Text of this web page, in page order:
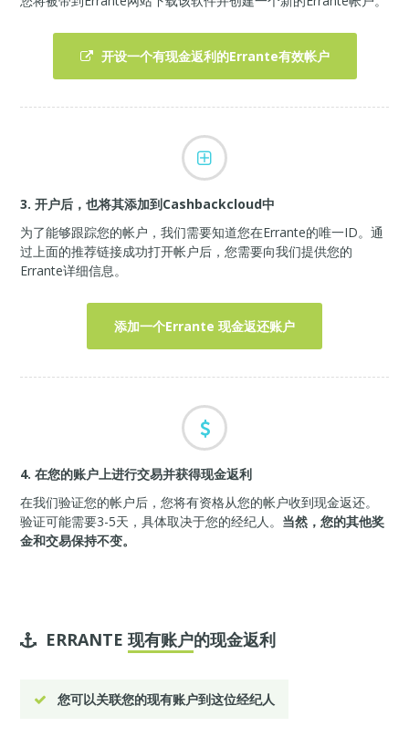
开设一个有现金返利的Errante有效帐户
3. 开户后，也将其添加到Cashbackcloud中
为了能够跟踪您的帐户，我们需要知道您在Errante的唯一ID。通
过上面的推荐链接成功打开帐户后，您需要向我们提供您的
Errante详细信息。
添加一个Errante 现金返还账户
4. 在您的账户上进行交易并获得现金返利
在我们验证您的帐户后，您将有资格从您的帐户收到现金返还。
验证可能需要3-5天，具体取决于您的经纪人。 当然，您的其他奖
金和交易保持不变。
ERRANTE现有账户的现金返利
您可以关联您的现有账户到这位经纪人